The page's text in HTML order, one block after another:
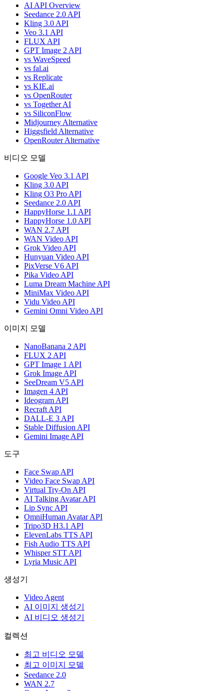
AI API Overview
Seedance 2.0 API
Kling 3.0 API
Veo 3.1 API
FLUX API
GPT Image 2 API
vs WaveSpeed
vs fal.ai
vs Replicate
vs KIE.ai
vs OpenRouter
vs Together AI
vs SiliconFlow
Midjourney Alternative
Higgsfield Alternative
OpenRouter Alternative
비디오 모델
Google Veo 3.1 API
Kling 3.0 API
Kling O3 Pro API
Seedance 2.0 API
HappyHorse 1.1 API
HappyHorse 1.0 API
WAN 2.7 API
WAN Video API
Grok Video API
Hunyuan Video API
PixVerse V6 API
Pika Video API
Luma Dream Machine API
MiniMax Video API
Vidu Video API
Gemini Omni Video API
이미지 모델
NanoBanana 2 API
FLUX 2 API
GPT Image 1 API
Grok Image API
SeeDream V5 API
Imagen 4 API
Ideogram API
Recraft API
DALL-E 3 API
Stable Diffusion API
Gemini Image API
도구
Face Swap API
Video Face Swap API
Virtual Try-On API
AI Talking Avatar API
Lip Sync API
OmniHuman Avatar API
Tripo3D H3.1 API
ElevenLabs TTS API
Fish Audio TTS API
Whisper STT API
Lyria Music API
생성기
Video Agent
AI 이미지 생성기
AI 비디오 생성기
컬렉션
최고 비디오 모델
최고 이미지 모델
Seedance 2.0
WAN 2.7